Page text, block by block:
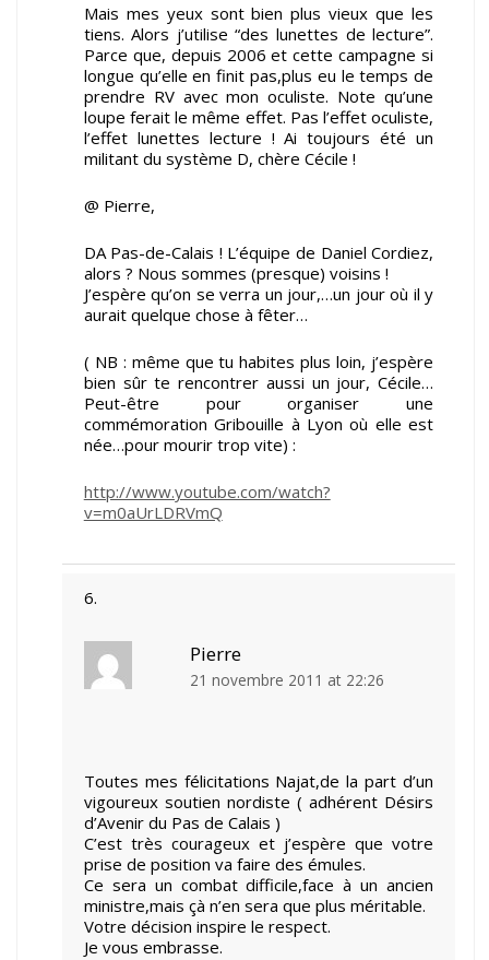
Mais mes yeux sont bien plus vieux que les
tiens. Alors j’utilise “des lunettes de lecture”.
Parce que, depuis 2006 et cette campagne si
longue qu’elle en finit pas,plus eu le temps de
prendre RV avec mon oculiste. Note qu’une
loupe ferait le même effet. Pas l’effet oculiste,
l’effet lunettes lecture ! Ai toujours été un
militant du système D, chère Cécile !
@ Pierre,
DA Pas-de-Calais ! L’équipe de Daniel Cordiez,
alors ? Nous sommes (presque) voisins !
J’espère qu’on se verra un jour,…un jour où il y
aurait quelque chose à fêter…
( NB : même que tu habites plus loin, j’espère
bien sûr te rencontrer aussi un jour, Cécile…
Peut-être pour organiser une
commémoration Gribouille à Lyon où elle est
née…pour mourir trop vite) :
http://www.youtube.com/watch?
v=m0aUrLDRVmQ
Pierre
21 novembre 2011 at 22:26
Toutes mes félicitations Najat,de la part d’un
vigoureux soutien nordiste ( adhérent Désirs
d’Avenir du Pas de Calais )
C’est très courageux et j’espère que votre
prise de position va faire des émules.
Ce sera un combat difficile,face à un ancien
ministre,mais çà n’en sera que plus méritable.
Votre décision inspire le respect.
Je vous embrasse.